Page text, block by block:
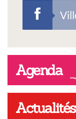
Agenda
Actualités